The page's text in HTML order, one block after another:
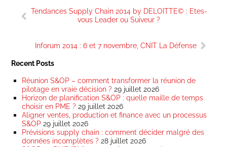
de
Tendances Supply Chain 2014 by DELOITTE© : Etes-
vous Leader ou Suiveur ?
Inforum 2014 : 6 et 7 novembre, CNIT La Défense
Recent Posts
Réunion S&OP – comment transformer la réunion de
pilotage en vraie décision ? 29 juillet 2026
Horizon de planification S&OP : quelle maille de temps
choisir en PME ? 29 juillet 2026
Aligner ventes, production et finance avec un processus
S&OP 29 juillet 2026
Prévisions supply chain : comment décider malgré des
données incomplètes ? 28 juillet 2026